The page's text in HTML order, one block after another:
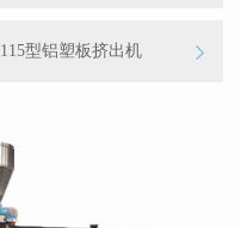
115型铝塑板挤出机